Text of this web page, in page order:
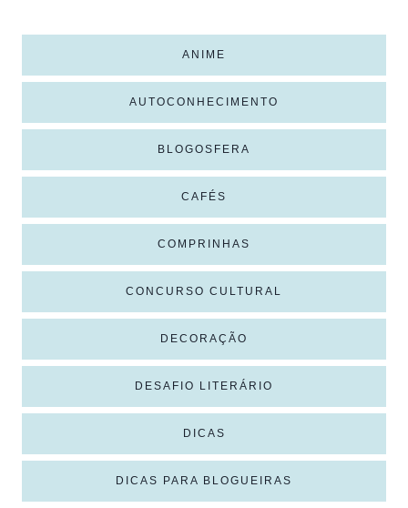
ANIME
AUTOCONHECIMENTO
BLOGOSFERA
CAFÉS
COMPRINHAS
CONCURSO CULTURAL
DECORAÇÃO
DESAFIO LITERÁRIO
DICAS
DICAS PARA BLOGUEIRAS